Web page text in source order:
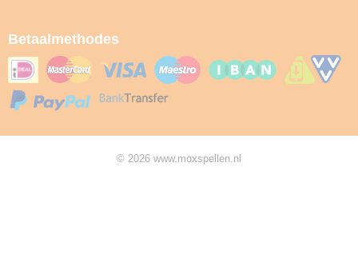
Betaalmethodes
© 2026 www.moxspellen.nl